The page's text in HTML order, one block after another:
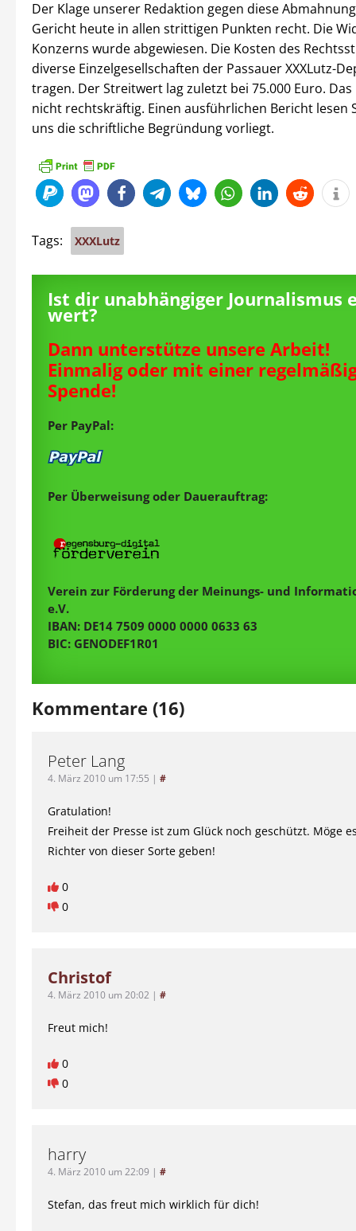
Der Klage unserer Redaktion gegen diese
Gericht heute in allen strittigen Punkten recht. Die
Konzerns wurde abgewiesen. Die Kosten des
diverse Einzelgesellschaften der Passauer XXXLutz-
tragen. Der Streitwert lag zuletzt bei 75.000 Euro.
nicht rechtskräftig. Einen ausführlichen Bericht lesen
uns die schriftliche Begründung vorliegt.
Tags: XXXLutz
Ist dir unabhängiger Journalismus
wert?
Dann unterstütze unsere Arbeit!
Einmalig oder mit einer
Spende!
Per PayPal:
Per Überweisung oder Dauerauftrag:
Verein zur Förderung der Meinungs- und
e.V.
IBAN: DE14 7509 0000 0000 0633 63
BIC: GENODEF1R01
Kommentare (16)
Peter Lang
4. März 2010 um 17:55 | #
Gratulation!
Freiheit der Presse ist zum Glück noch geschützt. Möge
Richter von dieser Sorte geben!
0
0
Christof
4. März 2010 um 20:02 | #
Freut mich!
0
0
harry
4. März 2010 um 22:09 | #
Stefan, das freut mich wirklich für dich!